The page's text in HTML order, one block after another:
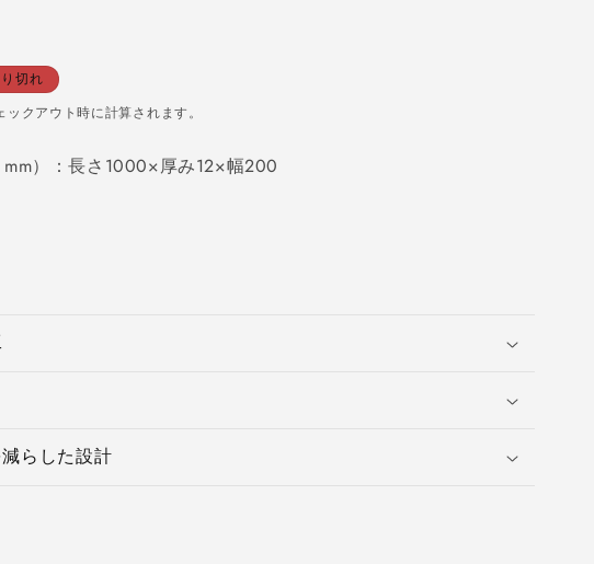
切れ
ックアウト時に計算されます。
）：長さ1000×厚み12×幅200
らした設計